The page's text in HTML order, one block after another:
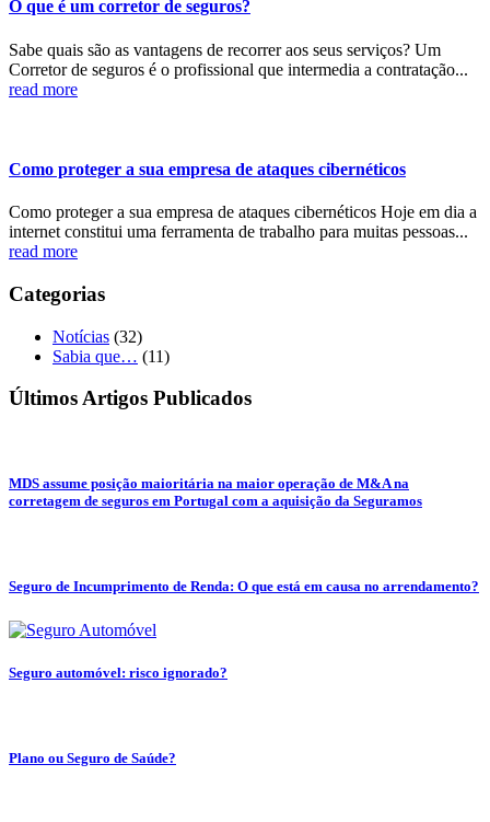
O que é um corretor de seguros?
Sabe quais são as vantagens de recorrer aos seus serviços? Um
Corretor de seguros é o profissional que intermedia a contratação...
read more
Como proteger a sua empresa de ataques cibernéticos
Como proteger a sua empresa de ataques cibernéticos Hoje em dia a
internet constitui uma ferramenta de trabalho para muitas pessoas...
read more
Categorias
Notícias (32)
Sabia que… (11)
Últimos Artigos Publicados
MDS assume posição maioritária na maior operação de M&A na
corretagem de seguros em Portugal com a aquisição da Seguramos
Seguro de Incumprimento de Renda: O que está em causa no arrendamento?
Seguro automóvel: risco ignorado?
Plano ou Seguro de Saúde?